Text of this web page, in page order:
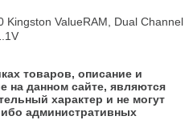
Kingston ValueRAM, Dual Channel
товаров, описание и
на данном сайте, являются
характер и не могут
административных